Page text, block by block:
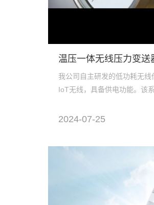
温压一体无线压力变送
我公司自主研发的低功耗无
IoT无线，具备供电功能。该
2024-07-25